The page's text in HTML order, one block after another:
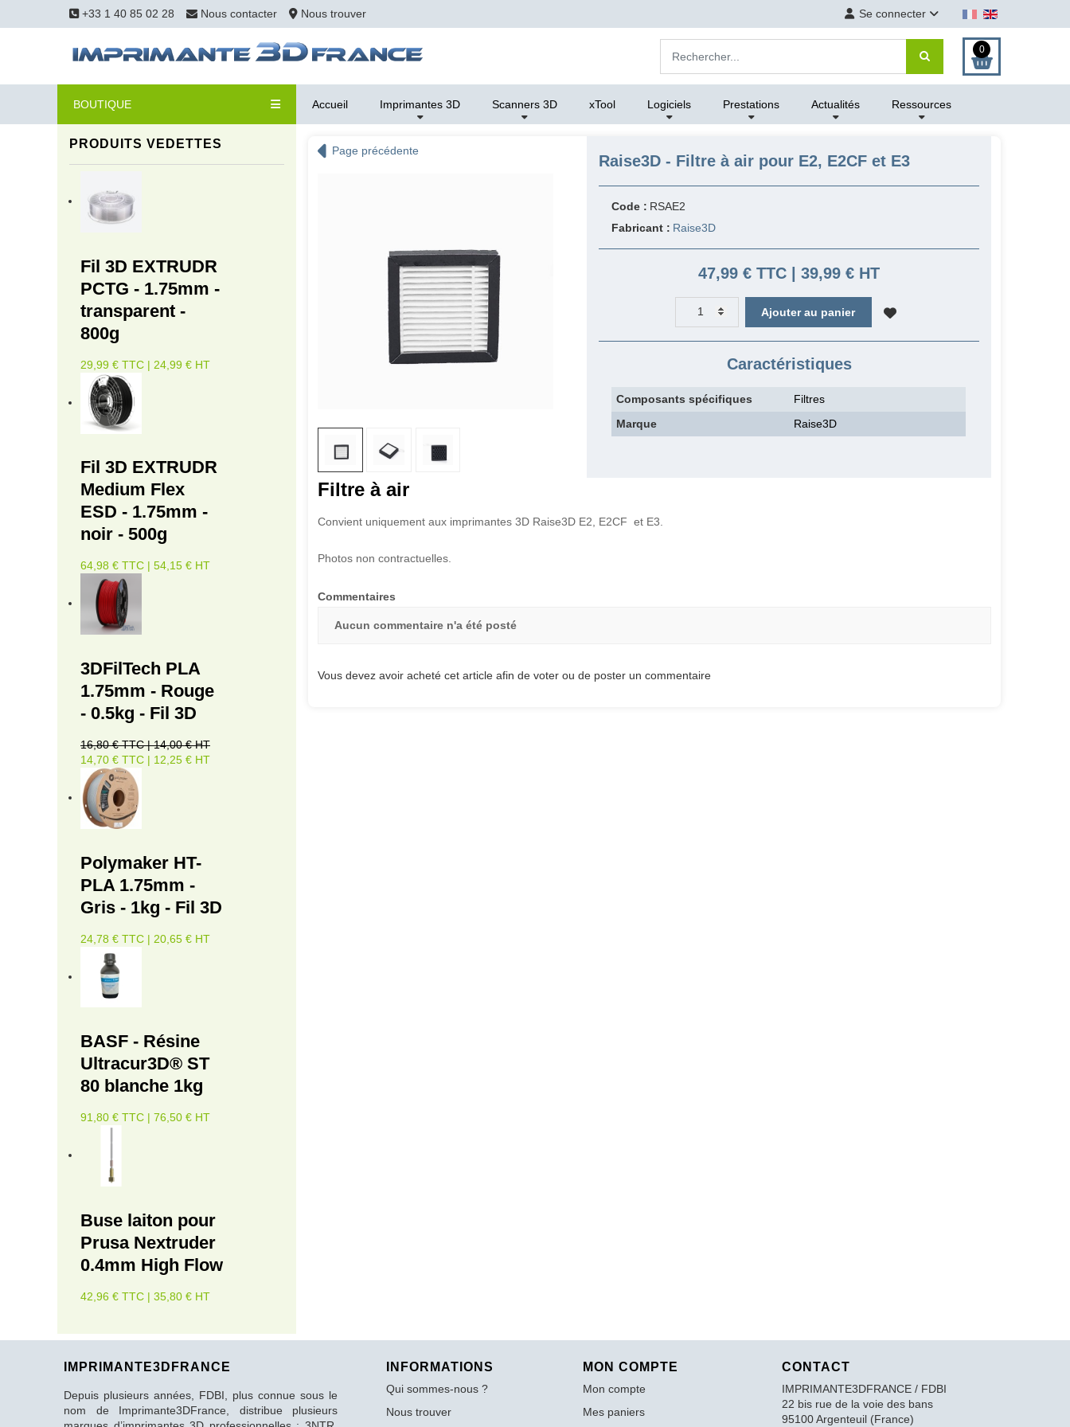
+33 1 40 85 02 28 Nous contacter Nous trouver Se connecter
0
BOUTIQUE Accueil Imprimantes 3D Scanners 3D xTool Logiciels Prestations Actualités Ressources
PRODUITS VEDETTES
Fil 3D EXTRUDR
PCTG - 1.75mm -
transparent -
800g
29,99 € TTC | 24,99 € HT
Fil 3D EXTRUDR
Medium Flex
ESD - 1.75mm -
noir - 500g
64,98 € TTC | 54,15 € HT
3DFilTech PLA
1.75mm - Rouge
- 0.5kg - Fil 3D
16,80 € TTC | 14,00 € HT
14,70 € TTC | 12,25 € HT
Polymaker HT-
PLA 1.75mm -
Gris - 1kg - Fil 3D
24,78 € TTC | 20,65 € HT
BASF - Résine
Ultracur3D® ST
80 blanche 1kg
91,80 € TTC | 76,50 € HT
Buse laiton pour
Prusa Nextruder
0.4mm High Flow
42,96 € TTC | 35,80 € HT
Page précédente
Raise3D - Filtre à air pour E2, E2CF et E3
Code : RSAE2
Fabricant : Raise3D
47,99 € TTC | 39,99 € HT
Ajouter au panier
Caractéristiques
Composants spécifiques
Filtres
Marque
Raise3D
Filtre à air
Convient uniquement aux imprimantes 3D Raise3D E2, E2CF et E3.
Photos non contractuelles.
Commentaires
Aucun commentaire n'a été posté
Vous devez avoir acheté cet article afin de voter ou de poster un commentaire
IMPRIMANTE3DFRANCE
Depuis plusieurs années, FDBI, plus connue sous le
nom de Imprimante3DFrance, distribue plusieurs
INFORMATIONS
Qui sommes-nous ?
Nous trouver
MON COMPTE
Mon compte
Mes paniers
CONTACT
IMPRIMANTE3DFRANCE / FDBI
22 bis rue de la voie des bans
95100 Argenteuil (France)